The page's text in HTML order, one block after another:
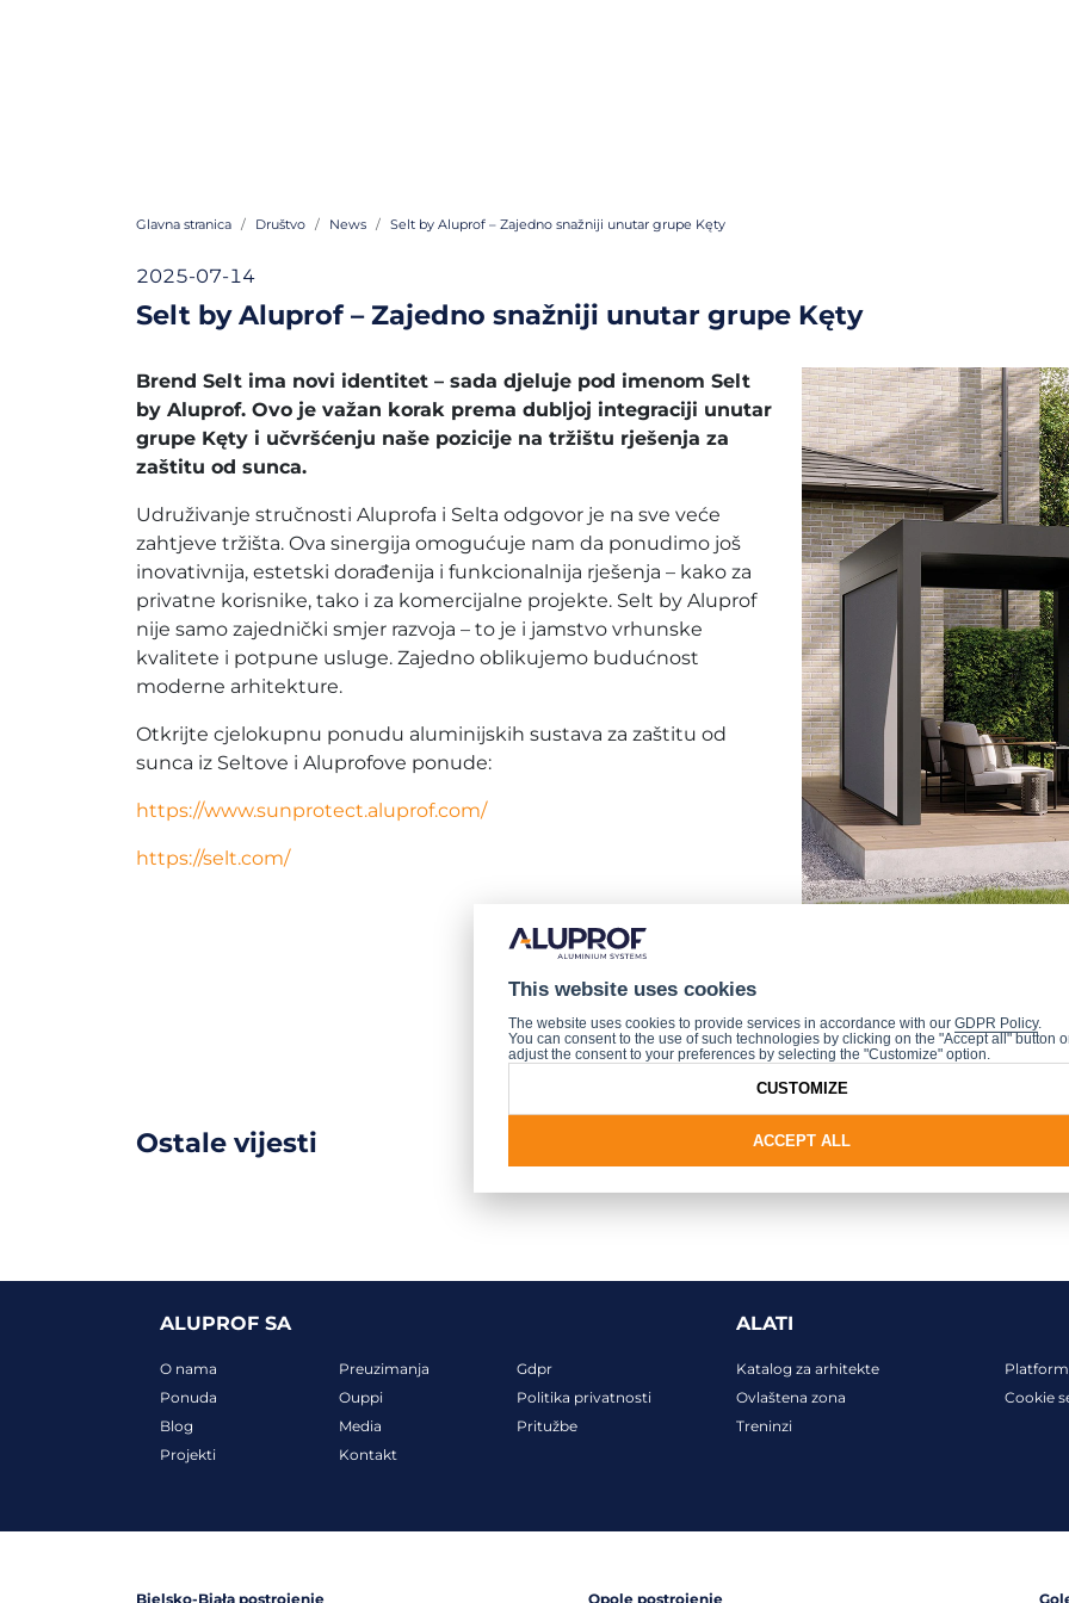
Glavna stranica Društvo News Selt by Aluprof – Zajedno snažniji unutar grupe Kęty
2025-07-14
Selt by Aluprof – Zajedno snažniji unutar grupe Kęty
Brend Selt ima novi identitet – sada djeluje pod imenom Selt
by Aluprof. Ovo je važan korak prema dubljoj integraciji unutar
grupe Kęty i učvršćenju naše pozicije na tržištu rješenja za
zaštitu od sunca.
Udruživanje stručnosti Aluprofa i Selta odgovor je na sve veće
zahtjeve tržišta. Ova sinergija omogućuje nam da ponudimo još
inovativnija, estetski dorađenija i funkcionalnija rješenja – kako za
privatne korisnike, tako i za komercijalne projekte. Selt by Aluprof
nije samo zajednički smjer razvoja – to je i jamstvo vrhunske
kvalitete i potpune usluge. Zajedno oblikujemo budućnost
moderne arhitekture.
Otkrijte cjelokupnu ponudu aluminijskih sustava za zaštitu od
sunca iz Seltove i Aluprofove ponude:
https://www.sunprotect.aluprof.com/
https://selt.com/
Ostale vijesti
ALUPROF SA
O nama
Ponuda
Blog
Projekti
Preuzimanja
Ouppi
Media
Kontakt
Gdpr
Politika privatnosti
Pritužbe
ALATI
Katalog za arhitekte
Ovlaštena zona
Treninzi
Cookie
Bielsko-Biała postrojenje Opole postrojenje
This website uses cookies
The website uses cookies to provide services in accordance with our GDPR Policy.
You can consent to the use of such technologies by clicking on the "Accept all" button
adjust the consent to your preferences by selecting the "Customize" option.
ACCEPT ALL
CUSTOMIZE